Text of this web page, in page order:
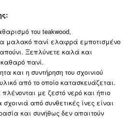
του teakwood,
μαλακό πανί ελαφρά εμποτισμένο
Ξεπλύνετε καλά και
πανί.
και η συντήρηση του σχοινιού
από το οποίο κατασκευάζεται.
με ζεστό νερό και ήπιο
από συνθετικές ίνες είναι
και συνήθως δεν απαιτούν